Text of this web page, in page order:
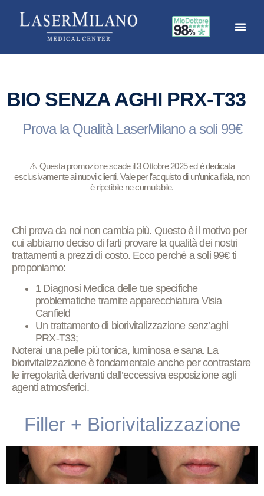
BIO SENZA AGHI PRX-T33
Prova la Qualità LaserMilano a soli 99€
⚠️ Questa promozione scade il3 Ottobre2025ed è dedicata
esclusivamente ai nuovi clienti. Vale per l’acquisto di un’unica fiala, non
è ripetibile ne cumulabile.
Chi prova da noi non cambia più. Questo è il motivo per
cui abbiamo deciso di farti provare la qualità dei nostri
trattamenti a prezzi di costo. Ecco perché a soli 99€ ti
proponiamo:
1 Diagnosi Medicadelle tue specifiche
problematiche tramite apparecchiatura Visia
Canfield
Un trattamento di biorivitalizzazione senz’aghi
PRX-T33;
Noterai una pelle più tonica, luminosa e sana. La
biorivitalizzazione è fondamentale anche per contrastare
le irregolarità derivanti dall’eccessiva esposizione agli
agenti atmosferici.
Filler + Biorivitalizzazione